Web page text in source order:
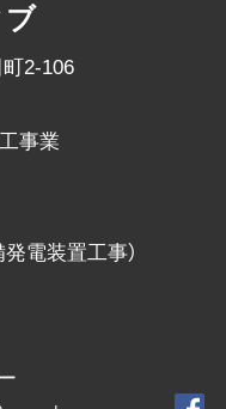
ブ
2-106
工事業
電装置工事）